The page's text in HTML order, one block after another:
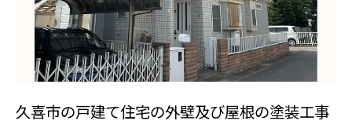
久喜市の戸建て住宅の外壁及び屋根の塗装工事